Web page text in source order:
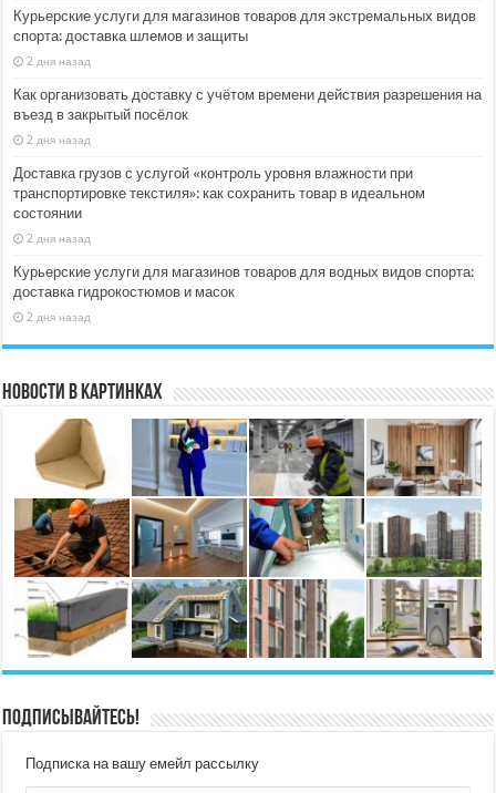
Курьерские услуги для магазинов товаров для экстремальных видов
спорта: доставка шлемов и защиты
2 дня назад
Как организовать доставку с учётом времени действия разрешения на
въезд в закрытый посёлок
2 дня назад
Доставка грузов с услугой «контроль уровня влажности при
транспортировке текстиля»: как сохранить товар в идеальном
состоянии
2 дня назад
Курьерские услуги для магазинов товаров для водных видов спорта:
доставка гидрокостюмов и масок
2 дня назад
Новости в картинках
Подписывайтесь!
Подписка на вашу емейл рассылку